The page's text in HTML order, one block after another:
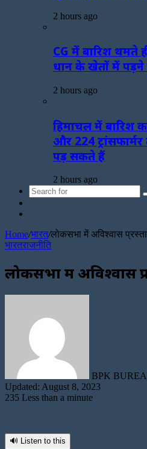
2 hours ago
CG में बारिश थमते
धान के खेतों में पड़ने
2 hours ago
हिमाचल में बारिश
और 224
पड़ सकते हैं
2 hours ago
Home/भारत/लोकसभा में अविश्वास
भारतराजनीति
लोकसभा में अविश्वास
BPK
Updated: August 8, 2023
235 Less than a minute
🔊 Listen to this